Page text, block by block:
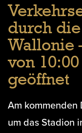
durch
Wallonie
von
geöffnet
Am kommenden
um das Stadion